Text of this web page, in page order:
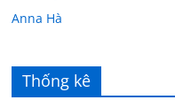
Anna Hà
Âu Tú Vân
Thống kê